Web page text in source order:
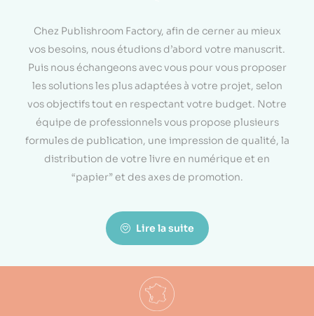
Chez Publishroom Factory, afin de cerner au mieux
vos besoins, nous étudions d’abord votre manuscrit.
Puis nous échangeons avec vous pour vous proposer
les solutions les plus adaptées à votre projet, selon
vos objectifs tout en respectant votre budget. Notre
équipe de professionnels vous propose plusieurs
formules de publication, une impression de qualité, la
distribution de votre livre en numérique et en
“papier” et des axes de promotion.
Lire la suite